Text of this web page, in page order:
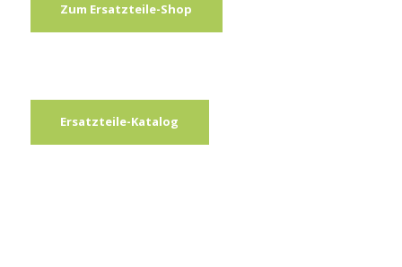
Zum Ersatzteile-Shop
Ersatzteile-Katalog